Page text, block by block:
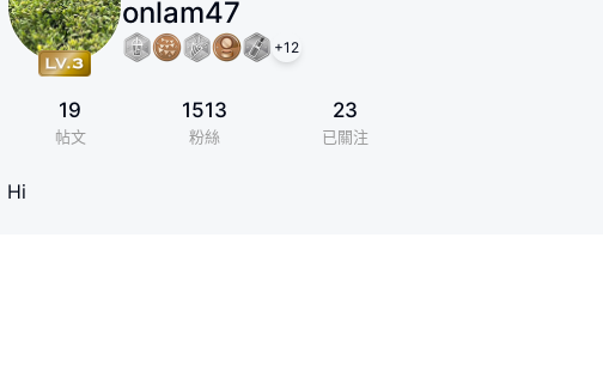
onlam47
+12
19
帖文
1513
粉絲
23
已關注
Hi